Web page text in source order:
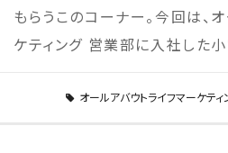
もらうこのコーナー。今回は、
ケティング 営業部に入社した
オールアバウトライフマーケティ